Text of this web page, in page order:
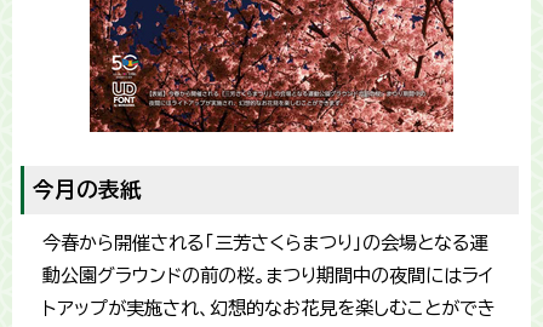
今月の表紙
今春から開催される「三芳さくらまつり」の会場となる運
動公園グラウンドの前の桜。まつり期間中の夜間にはライ
トアップが実施され、幻想的なお花見を楽しむことができ